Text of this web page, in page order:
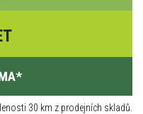
*
30 km z prodejních skladů.